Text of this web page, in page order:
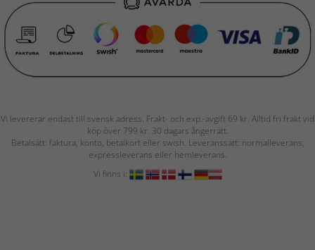
Vi levererar endast till svensk adress. Frakt- och exp.-avgift 69 kr. Alltid fri frakt vid
köp över 799 kr. 30 dagars ångerrätt.
Betalsätt: faktura, konto, betalkort eller swish. Leveranssätt: normalleverans,
expressleverans eller hemleverans.
Vi finns i: